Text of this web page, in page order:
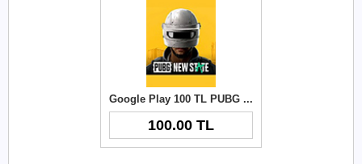
Google Play 100 TL PUBG New State NC
100.00 TL